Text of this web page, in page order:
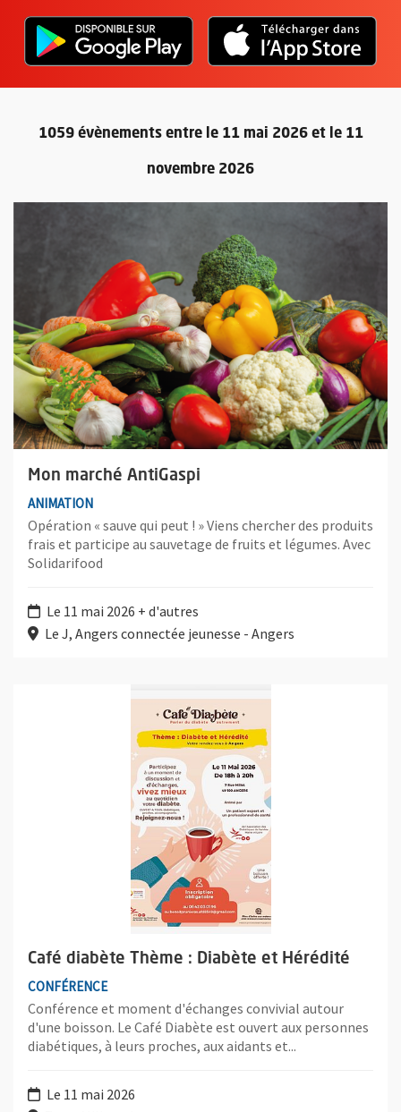
L'application "Vivre à Angers" -
, Ouvre une nouvelle fenêtre ,
1059 évènements entre le 11 mai 2026 et le 11
novembre 2026
Mon marché AntiGaspi
ANIMATION
Opération « sauve qui peut ! » Viens chercher des produits
frais et participe au sauvetage de fruits et légumes. Avec
Solidarifood
Le 11 mai 2026 + d'autres
Le J, Angers connectée jeunesse - Angers
Café diabète Thème : Diabète et Hérédité
CONFÉRENCE
Conférence et moment d'échanges convivial autour
d'une boisson. Le Café Diabète est ouvert aux personnes
diabétiques, à leurs proches, aux aidants et...
Le 11 mai 2026